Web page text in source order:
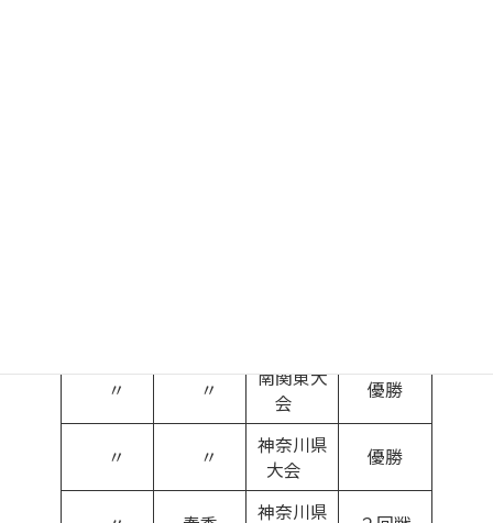
〃 〃
南関東大
会
優勝
〃 〃
神奈川県
大会
優勝
神奈川県